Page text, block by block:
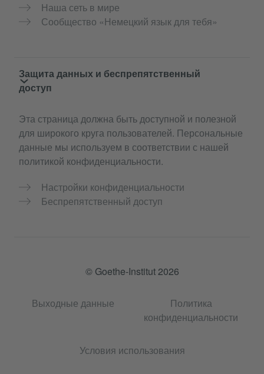
Наша сеть в мире
Сообщество «Немецкий язык для тебя»
Защита данных и беспрепятственный
доступ
Эта страница должна быть доступной и полезной
для широкого круга пользователей. Персональные
данные мы используем в соответствии с нашей
политикой конфиденциальности.
Настройки конфиденциальности
Беспрепятственный доступ
© Goethe-Institut 2026
Выходные данные
Политика
конфиденциальности
Условия использования